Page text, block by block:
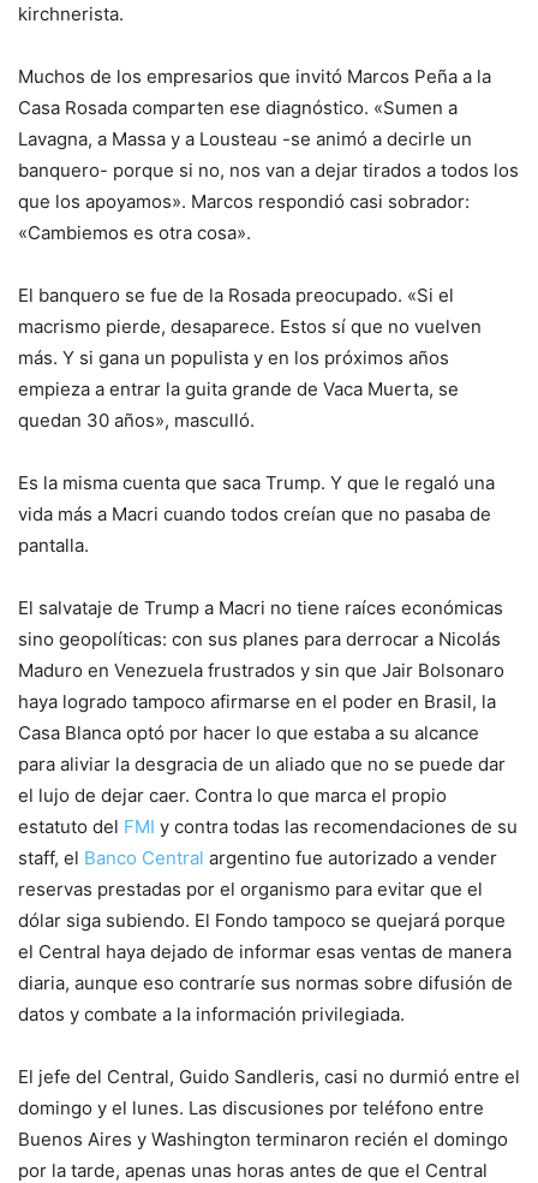
kirchnerista.
Muchos de los empresarios que invitó Marcos Peña a la
Casa Rosada comparten ese diagnóstico. «Sumen a
Lavagna, a Massa y a Lousteau -se animó a decirle un
banquero- porque si no, nos van a dejar tirados a todos los
que los apoyamos». Marcos respondió casi sobrador:
«Cambiemos es otra cosa».
El banquero se fue de la Rosada preocupado. «Si el
macrismo pierde, desaparece. Estos sí que no vuelven
más. Y si gana un populista y en los próximos años
empieza a entrar la guita grande de Vaca Muerta, se
quedan 30 años», masculló.
Es la misma cuenta que saca Trump. Y que le regaló una
vida más a Macri cuando todos creían que no pasaba de
pantalla.
El salvataje de Trump a Macri no tiene raíces económicas
sino geopolíticas: con sus planes para derrocar a Nicolás
Maduro en Venezuela frustrados y sin que Jair Bolsonaro
haya logrado tampoco afirmarse en el poder en Brasil, la
Casa Blanca optó por hacer lo que estaba a su alcance
para aliviar la desgracia de un aliado que no se puede dar
el lujo de dejar caer. Contra lo que marca el propio
estatuto del FMI y contra todas las recomendaciones de su
staff, el Banco Central argentino fue autorizado a vender
reservas prestadas por el organismo para evitar que el
dólar siga subiendo. El Fondo tampoco se quejará porque
el Central haya dejado de informar esas ventas de manera
diaria, aunque eso contraríe sus normas sobre difusión de
datos y combate a la información privilegiada.
El jefe del Central, Guido Sandleris, casi no durmió entre el
domingo y el lunes. Las discusiones por teléfono entre
Buenos Aires y Washington terminaron recién el domingo
por la tarde, apenas unas horas antes de que el Central